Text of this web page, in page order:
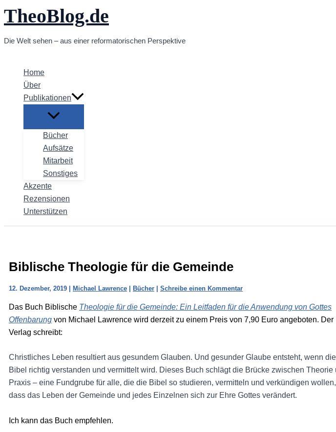
Zum
Inhalt
TheoBlog.de
Die Welt sehen – aus einer reformatorischen Perspektive
Home
Über
Publikationen
Bücher
Aufsätze
Mitarbeit
Sonstiges
Akzente
Rezensionen
Unterstützen
Biblische Theologie für die Gemeinde
12. Dezember, 2019 | Michael Lawrence | Bücher | Schreibe einen Kommentar
Das Buch Biblische Theologie für die Gemeinde: Ein Leitfaden für die Anwendung von Gottes
Offenbarung von Michael Lawrence wird derzeit zu einem Preis von 7,90 Euro angeboten. Der
Verlag schreibt:
Christliches Leben resultiert aus gesundem Glauben. Und gesunder Glaube entsteht, wenn die
Bibel richtig verstanden und vermittelt wird. Dieses Buch schlägt die Brücke zwischen Theorie
Praxis – eine Fundgrube für alle, die die Bibel so studieren, vermitteln und verkündigen wollen,
dass das Leben der Gemeinde und jedes Einzelnen sich zur Ehre Gottes verändert.
Ich kann das Buch empfehlen.